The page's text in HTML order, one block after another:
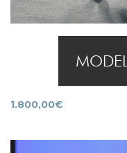
1.800,00€